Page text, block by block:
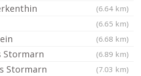
(6.64 km)
(6.65 km)
(6.68 km)
Stormarn (6.89 km)
Stormarn (7.03 km)